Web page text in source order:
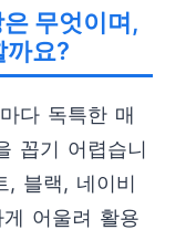
무엇이며,
까요?
다 독특한 매
꼽기 어렵습니
, 블랙, 네이비
어울려 활용